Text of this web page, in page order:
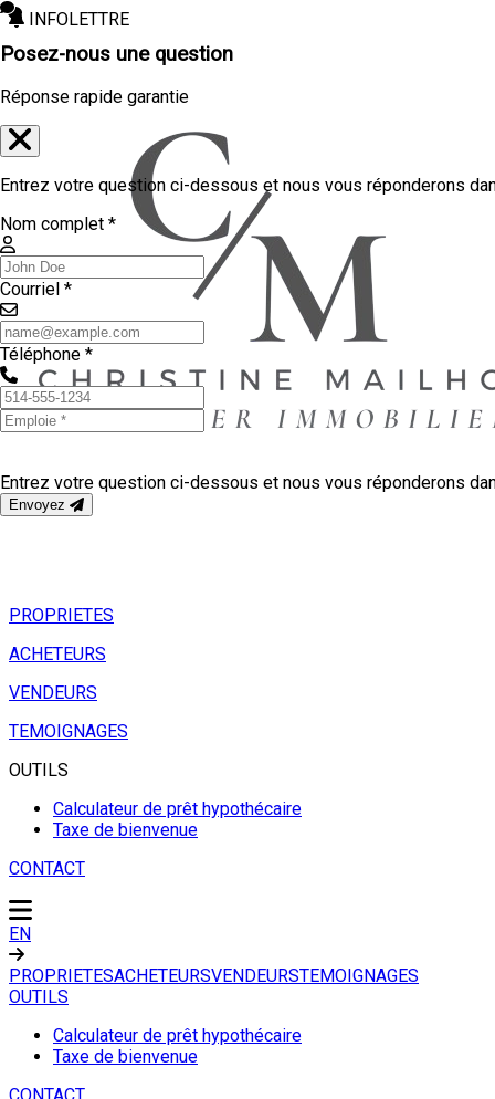
INFOLETTRE
PROPRIETES
ACHETEURS
VENDEURS
TEMOIGNAGES
OUTILS
Calculateur de prêt hypothécaire
Taxe de bienvenue
CONTACT
EN
PROPRIETESACHETEURSVENDEURSTEMOIGNAGES
OUTILS
Calculateur de prêt hypothécaire
Taxe de bienvenue
Posez-nous une question
Réponse rapide garantie
Entrez votre question ci-dessous et nous vous réponderons
Nom complet *
Courriel *
Téléphone *
Entrez votre question ci-dessous et nous vous réponderons
Envoyez